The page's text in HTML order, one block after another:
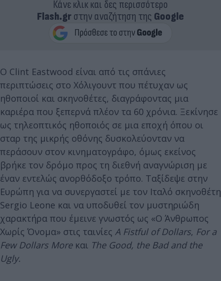
Κάνε κλικ και δες περισσότερο
Flash.grστην αναζήτηση της Google
Ο Clint Eastwood είναι από τις σπάνιες
περιπτώσεις στο Χόλιγουντ που πέτυχαν ως
ηθοποιοί και σκηνοθέτες, διαγράφοντας μια
καριέρα που ξεπερνά πλέον τα 60 χρόνια. Ξεκίνησε
ως τηλεοπτικός ηθοποιός σε μια εποχή όπου οι
σταρ της μικρής οθόνης δυσκολεύονταν να
περάσουν στον κινηματογράφο, όμως εκείνος
βρήκε τον δρόμο προς τη διεθνή αναγνώριση με
έναν εντελώς ανορθόδοξο τρόπο. Ταξίδεψε στην
Ευρώπη για να συνεργαστεί με τον Ιταλό σκηνοθέτη
Sergio Leone και να υποδυθεί τον μυστηριώδη
χαρακτήρα που έμεινε γνωστός ως «Ο Άνθρωπος
Χωρίς Όνομα» στις ταινίες A Fistful of Dollars, For a
Few Dollars Moreκαι The Good, the Bad and the
Ugly.